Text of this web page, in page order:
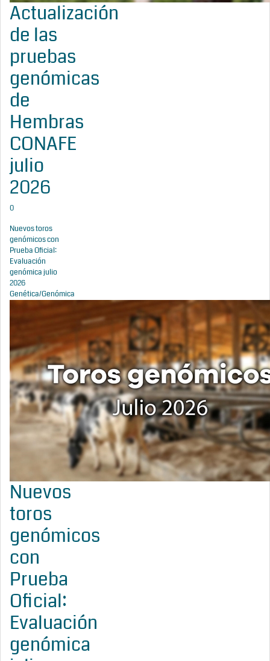
Actualización
de las
pruebas
genómicas
de
Hembras
CONAFE
julio
2026
0
Nuevos toros
genómicos con
Prueba Oficial:
Evaluación
genómica julio
2026
Genética/Genómica
Nuevos
toros
genómicos
con
Prueba
Oficial:
Evaluación
genómica